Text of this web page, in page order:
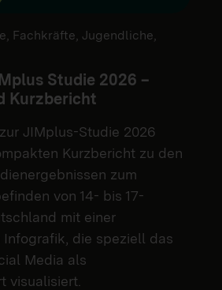
Fachkräfte, Jugendliche,
Studie 2026 –
Kurzbericht
JIMplus-Studie 2026
Kurzbericht zu den
zum
von 14- bis 17-
mit einer
die speziell das
Media als
visualisiert.